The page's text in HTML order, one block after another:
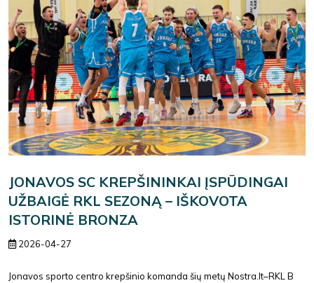
JONAVOS SC KREPŠININKAI ĮSPŪDINGAI
UŽBAIGĖ RKL SEZONĄ – IŠKOVOTA
ISTORINĖ BRONZA
2026-04-27
Jonavos sporto centro krepšinio komanda šių metų Nostra.lt–RKL B